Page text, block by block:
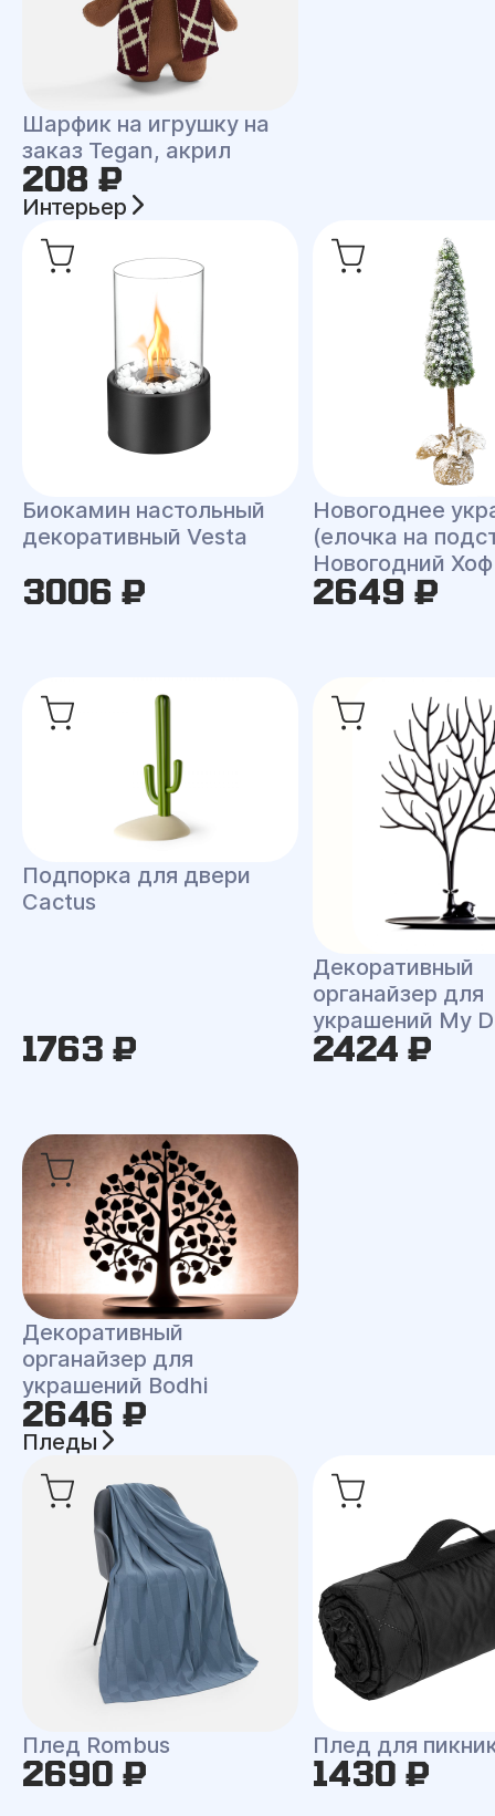
Шарфик на игрушку на
заказ Tegan, акрил
208 ₽
Интерьер
Биокамин настольный
декоративный Vesta
3006 ₽
Новогоднее
(елочка на
Новогодний Хоф
2649 ₽
Подпорка для двери
Cactus
1763 ₽
Декоративный
органайзер для
украшений My
2424 ₽
Декоративный
органайзер для
украшений Bodhi
2646 ₽
Пледы
Плед Rombus
2690 ₽
Плед для
1430 ₽